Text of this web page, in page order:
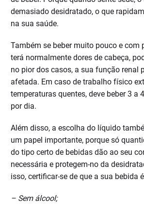
demasiado desidratado, o que
na sua saúde.
Também se beber muito pouco e com
terá normalmente dores de cabeça,
no pior dos casos, a sua função renal
afetada. Em caso de trabalho físico
temperaturas quentes, deve beber 3 a
por dia.
Além disso, a escolha do líquido
um papel importante, porque só
do tipo certo de bebidas dão ao seu
necessária e protegem-no da
isso, certificar-se de que a sua bebida
– Sem álcool;